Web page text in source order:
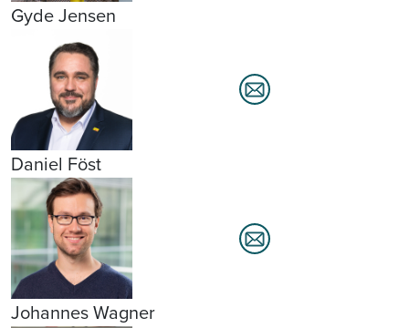
Gyde Jensen
Daniel Föst
Johannes Wagner